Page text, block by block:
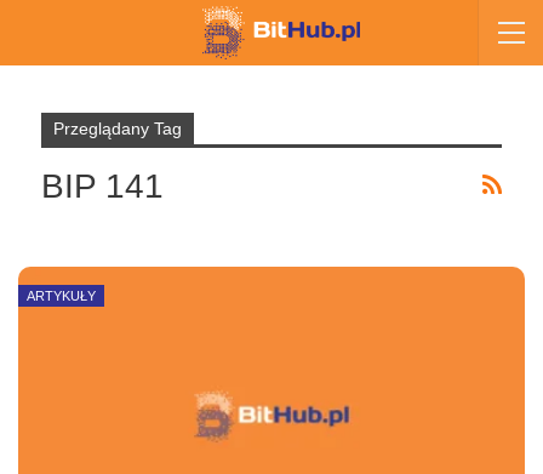
Przeglądany Tag
BIP 141
ARTYKUŁY